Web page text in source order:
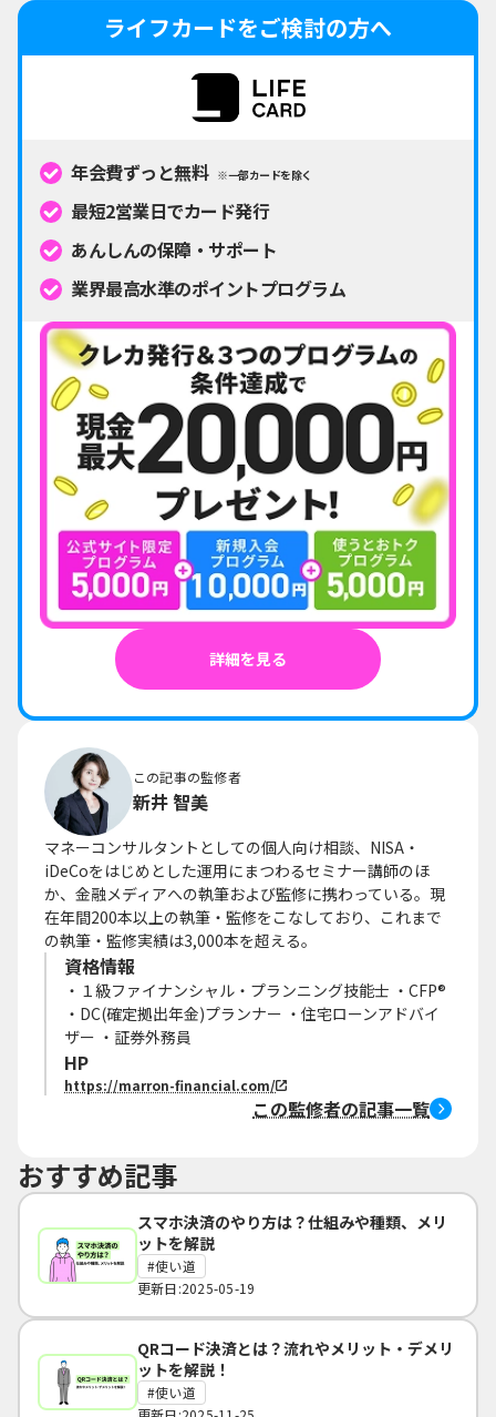
ライフカードをご検討の方へ
年会費ずっと無料 ※一部カードを除く
最短2営業日でカード発行
あんしんの保障・サポート
業界最高水準のポイントプログラム
詳細を見る
この記事の監修者
新井 智美
マネーコンサルタントとしての個人向け相談、NISA・
iDeCoをはじめとした運用にまつわるセミナー講師のほ
か、金融メディアへの執筆および監修に携わっている。現
在年間200本以上の執筆・監修をこなしており、これまで
の執筆・監修実績は3,000本を超える。
資格情報
・１級ファイナンシャル・プランニング技能士 ・CFP®
・DC(確定拠出年金)プランナー ・住宅ローンアドバイ
ザー ・証券外務員
HP
https://marron-financial.com/
この監修者の記事一覧
おすすめ記事
スマホ決済のやり方は？仕組みや種類、メリ
ットを解説
使い道
更新日:2025-05-19
QRコード決済とは？流れやメリット・デメリ
ットを解説！
使い道